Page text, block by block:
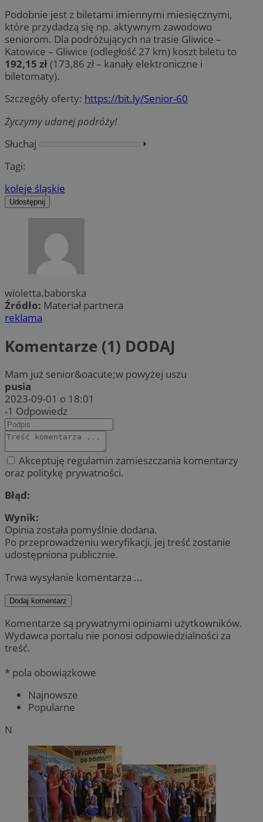
Podobnie jest z biletami imiennymi miesięcznymi,
które przydadzą się np. aktywnym zawodowo
seniorom. Dla podróżujących na trasie Gliwice –
Katowice – Gliwice (odległość 27 km) koszt biletu to
192,15 zł(173,86 zł – kanały elektroniczne i
biletomaty).
Szczegóły oferty: https://bit.ly/Senior-60
Życzymy udanej podróży!
Słuchaj
⏵︎
Tagi:
koleje śląskie
Udostępnij
wioletta.baborska
Źródło: Materiał partnera
reklama
Komentarze (1) DODAJ
Mam już senior&oacute;w powyżej uszu
pusia
2023-09-01 o 18:01
-1 Odpowiedz
Akceptuję regulamin zamieszczania komentarzy
oraz politykę prywatności.
Błąd:
Wynik:
Opinia została pomyślnie dodana.
Po przeprowadzeniu weryfikacji, jej treść zostanie
udostępniona publicznie.
Trwa wysyłanie komentarza ...
Dodaj komentarz
Komentarze są prywatnymi opiniami użytkowników.
Wydawca portalu nie ponosi odpowiedzialności za
treść.
* pola obowiązkowe
Najnowsze
Popularne
N